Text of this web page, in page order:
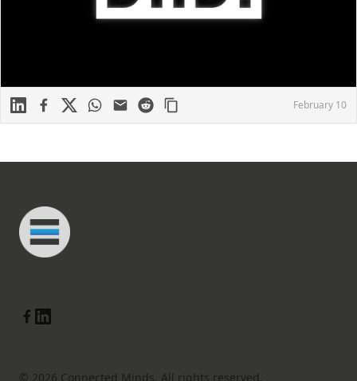
LinkedinFacebook
X WhatsApp
Mail Reddit February 10
Connected Minds
Linkedin
© 2026 Connected Minds. All rights reserved.